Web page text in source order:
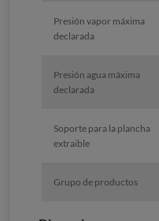
Presión vapor máxima
declarada
Presión agua máxima
declarada
Soporte para la plancha
extraible
Grupo de productos